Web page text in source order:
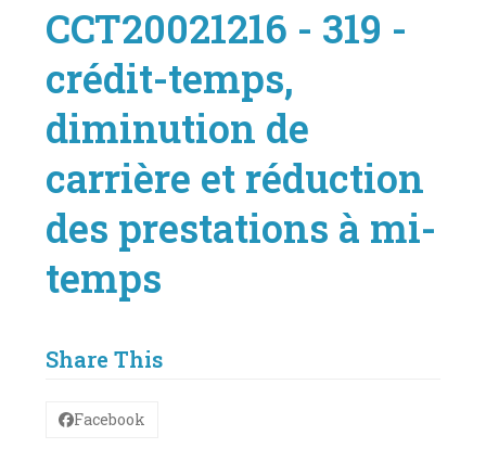
CCT20021216 - 319 -
crédit-temps,
diminution de
carrière et réduction
des prestations à mi-
temps
Share This
Facebook